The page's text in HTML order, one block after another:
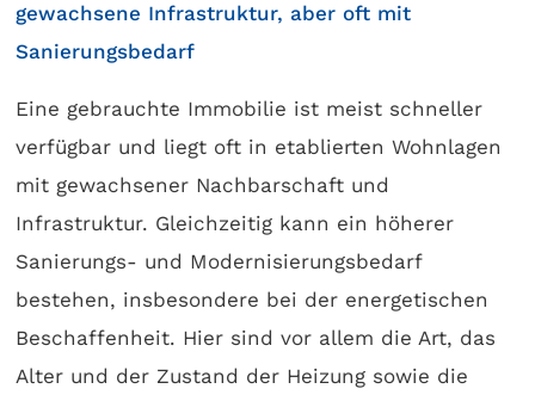
gewachsene Infrastruktur, aber oft mit
Sanierungsbedarf
Eine gebrauchte Immobilie ist meist schneller
verfügbar und liegt oft in etablierten Wohnlagen
mit gewachsener Nachbarschaft und
Infrastruktur. Gleichzeitig kann ein höherer
Sanierungs- und Modernisierungsbedarf
bestehen, insbesondere bei der energetischen
Beschaffenheit. Hier sind vor allem die Art, das
Alter und der Zustand der Heizung sowie die